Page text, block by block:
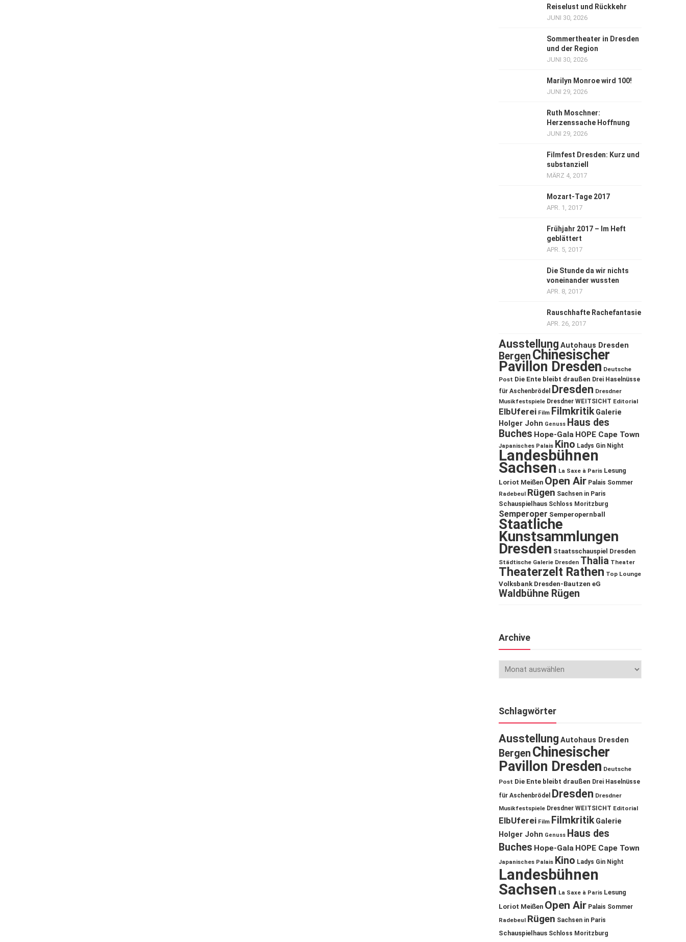
Reiselust und Rückkehr
JUNI 30, 2026
Sommertheater in Dresden
und der Region
JUNI 30, 2026
Marilyn Monroe wird 100!
JUNI 29, 2026
Ruth Moschner:
Herzenssache Hoffnung
JUNI 29, 2026
Filmfest Dresden: Kurz und
substanziell
MÄRZ 4, 2017
Mozart-Tage 2017
APR. 1, 2017
Frühjahr 2017 – Im Heft
geblättert
APR. 5, 2017
Die Stunde da wir nichts
voneinander wussten
APR. 8, 2017
Rauschhafte Rachefantasie
APR. 26, 2017
Ausstellung Autohaus Dresden
Bergen Chinesischer
Pavillon Dresden Deutsche
Post Die Ente bleibt draußen Drei Haselnüsse
für Aschenbrödel
Dresden Dresdner
Musikfestspiele Dresdner WEITSICHT Editorial
ElbUferei Film Filmkritik Galerie
Holger John Genuss Haus des
Buches Hope-Gala HOPE Cape Town
Japanisches Palais Kino Ladys Gin Night
Landesbühnen
Sachsen La Saxe à Paris Lesung
Loriot Meißen Open Air Palais Sommer
Radebeul Rügen Sachsen in Paris
Schauspielhaus Schloss Moritzburg
Semperoper Semperopernball
Staatliche
Kunstsammlungen
Dresden Staatsschauspiel Dresden
Städtische Galerie Dresden Thalia Theater
Theaterzelt Rathen Top Lounge
Volksbank Dresden-Bautzen eG
Waldbühne Rügen
Archive
Schlagwörter
Ausstellung Autohaus Dresden
Bergen Chinesischer
Pavillon Dresden Deutsche
Post Die Ente bleibt draußen Drei Haselnüsse
für Aschenbrödel
Dresden Dresdner
Musikfestspiele Dresdner WEITSICHT Editorial
ElbUferei Film Filmkritik Galerie
Holger John Genuss Haus des
Buches Hope-Gala HOPE Cape Town
Japanisches Palais Kino Ladys Gin Night
Landesbühnen
Sachsen La Saxe à Paris Lesung
Loriot Meißen Open Air Palais Sommer
Radebeul Rügen Sachsen in Paris
Schauspielhaus Schloss Moritzburg